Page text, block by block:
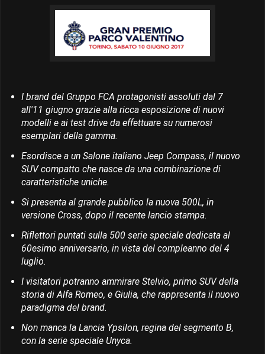
I brand del Gruppo FCA protagonisti assoluti dal 7
all'11 giugno grazie alla ricca esposizione di nuovi
modelli e ai test drive da effettuare su numerosi
esemplari della gamma.
Esordisce a un Salone italiano Jeep Compass, il nuovo
SUV compatto che nasce da una combinazione di
caratteristiche uniche.
Si presenta al grande pubblico la nuova 500L, in
versione Cross, dopo il recente lancio stampa.
Riflettori puntati sulla 500 serie speciale dedicata al
60esimo anniversario, in vista del compleanno del 4
luglio.
I visitatori potranno ammirare Stelvio, primo SUV della
storia di Alfa Romeo, e Giulia, che rappresenta il nuovo
paradigma del brand.
Non manca la Lancia Ypsilon, regina del segmento B,
con la serie speciale Unyca.